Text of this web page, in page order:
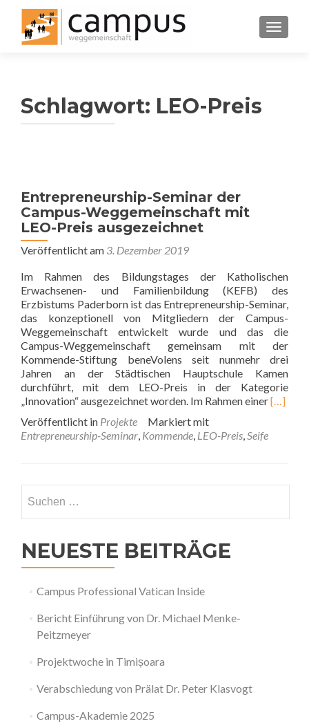
Schlagwort: LEO-Preis
Entrepreneurship-Seminar der
Campus-Weggemeinschaft mit
LEO-Preis ausgezeichnet
Veröffentlicht am 3. Dezember 2019
Im Rahmen des Bildungstages der Katholischen
Erwachsenen- und Familienbildung (KEFB) des
Erzbistums Paderborn ist das Entrepreneurship-Seminar,
das konzeptionell von Mitgliedern der Campus-
Weggemeinschaft entwickelt wurde und das die
Campus-Weggemeinschaft gemeinsam mit der
Kommende-Stiftung beneVolens seit nunmehr drei
Jahren an der Städtischen Hauptschule Kamen
durchführt, mit dem LEO-Preis in der Kategorie
„Innovation“ ausgezeichnet worden. Im Rahmen einerRead
[…]
Veröffentlicht in Projekte
Markiert mit
Entrepreneurship-Seminar, Kommende, LEO-Preis,Seife
nach:
NEUESTE BEITRÄGE
Campus Professional Vatican Inside
Bericht Einführung von Dr. Michael Menke-
Peitzmeyer
Projektwoche in Timișoara
Verabschiedung von Prälat Dr. Peter Klasvogt
Campus-Akademie 2025